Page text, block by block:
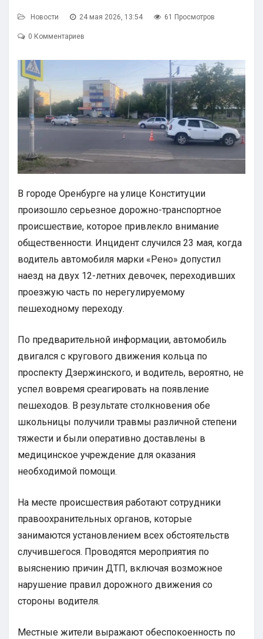
Новости 24 мая 2026, 13:54 61 Просмотров
0 Комментариев
В городе Оренбурге на улице Конституции
произошло серьезное дорожно-транспортное
происшествие, которое привлекло внимание
общественности. Инцидент случился 23 мая, когда
водитель автомобиля марки «Рено» допустил
наезд на двух 12-летних девочек, переходивших
проезжую часть по нерегулируемому
пешеходному переходу.
По предварительной информации, автомобиль
двигался с кругового движения кольца по
проспекту Дзержинского, и водитель, вероятно, не
успел вовремя среагировать на появление
пешеходов. В результате столкновения обе
школьницы получили травмы различной степени
тяжести и были оперативно доставлены в
медицинское учреждение для оказания
необходимой помощи.
На месте происшествия работают сотрудники
правоохранительных органов, которые
занимаются установлением всех обстоятельств
случившегося. Проводятся мероприятия по
выяснению причин ДТП, включая возможное
нарушение правил дорожного движения со
стороны водителя.
Местные жители выражают обеспокоенность по